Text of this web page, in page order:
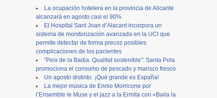
La ocupación hotelera en la provincia de Alicante
alcanzará en agosto casi el 90%
El Hospital Sant Joan d’Alacant incorpora un
sistema de monitorización avanzada en la UCI que
permite detectar de forma precoz posibles
complicaciones de los pacientes
“Peix de la Badia. Qualitat sostenible”: Santa Pola
promociona el consumo de pescado y marisco fresco
Un agosto distinto. ¡Qué grande es España!
La mejor música de Ennio Morricone por
l’Ensemble le Muse y el jazz a la Ermita con «Baila la